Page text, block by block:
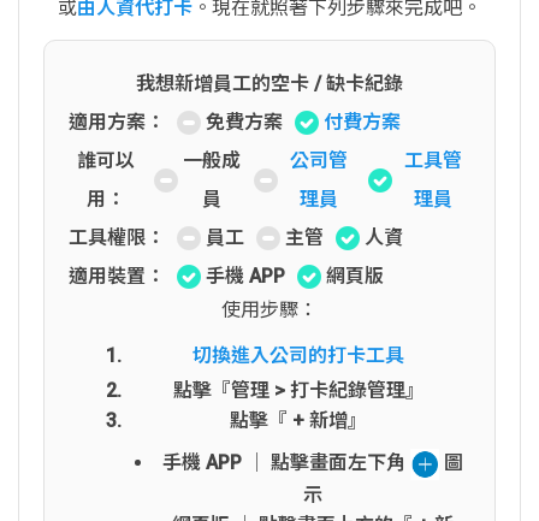
或由人資代打卡 。現在就照著下列步驟來完成吧。
我想新增員工的空卡 / 缺卡紀錄
適用方案：
免費方案
付費方案
誰可以
用：
一般成
員
公司管
理員
工具管
理員
工具權限：
員工 主管
人資
適用裝置：
手機 APP
網頁版
使用步驟：
切換進入公司的打卡工具
點擊『管理 > 打卡紀錄管理』
點擊『 + 新增』
手機 APP │ 點擊畫面左下角
圖
示